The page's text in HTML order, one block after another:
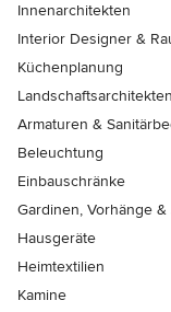
Innenarchitekten
Interior Designer &
Küchenplanung
Landschaftsarchitekten
Armaturen &
Beleuchtung
Einbauschränke
Gardinen, Vorhänge &
Hausgeräte
Heimtextilien
Kamine